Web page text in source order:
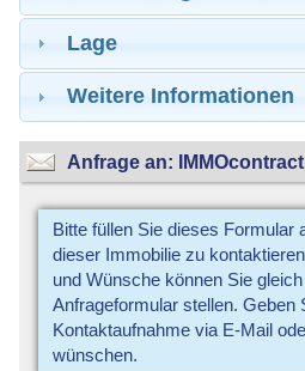
Lage
Weitere Informationen
Anfrage an: IMMOcontract
Bitte füllen Sie dieses Formular
dieser Immobilie zu
und Wünsche können Sie
Anfrageformular stellen. Geben
Kontaktaufnahme via E-Mail
wünschen.